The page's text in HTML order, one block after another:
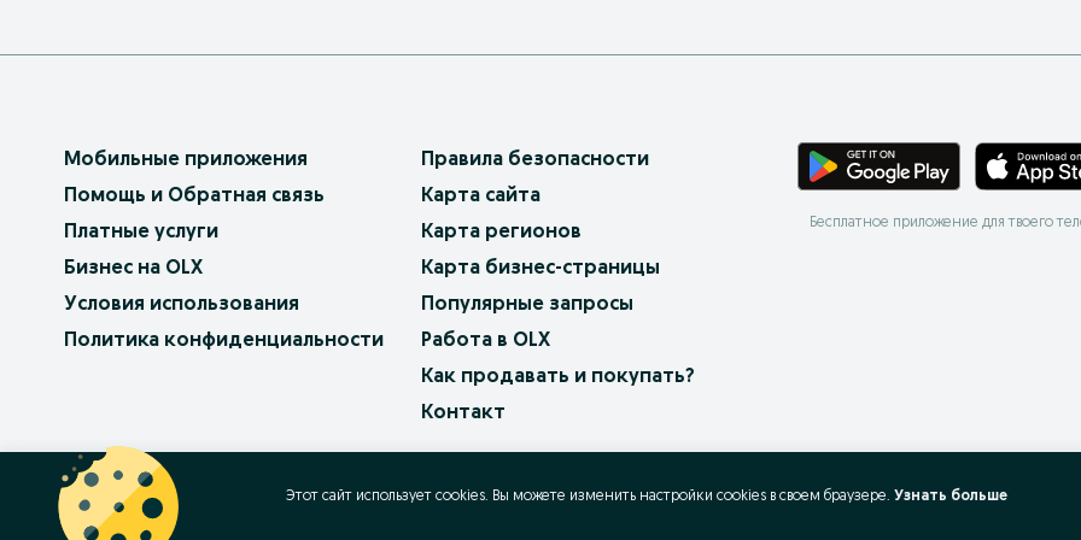
Мобильные приложения
Помощь и Обратная связь
Платные услуги
Бизнес на OLX
Условия использования
Политика конфиденциальности
Правила безопасности
Карта сайта
Карта регионов
Карта бизнес-страницы
Популярные запросы
Работа в OLX
Как продавать и покупать?
Контакт
Бесплатное приложение для твоего
OLX.bg
Этот сайт использует cookies. Вы можете изменить настройки cookies в своeм браузере. Узнать больше